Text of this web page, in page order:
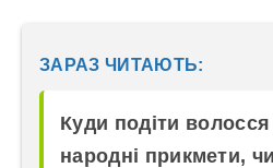
ЗАРАЗ ЧИТАЮТЬ:
Куди подіти
народні прикмети,